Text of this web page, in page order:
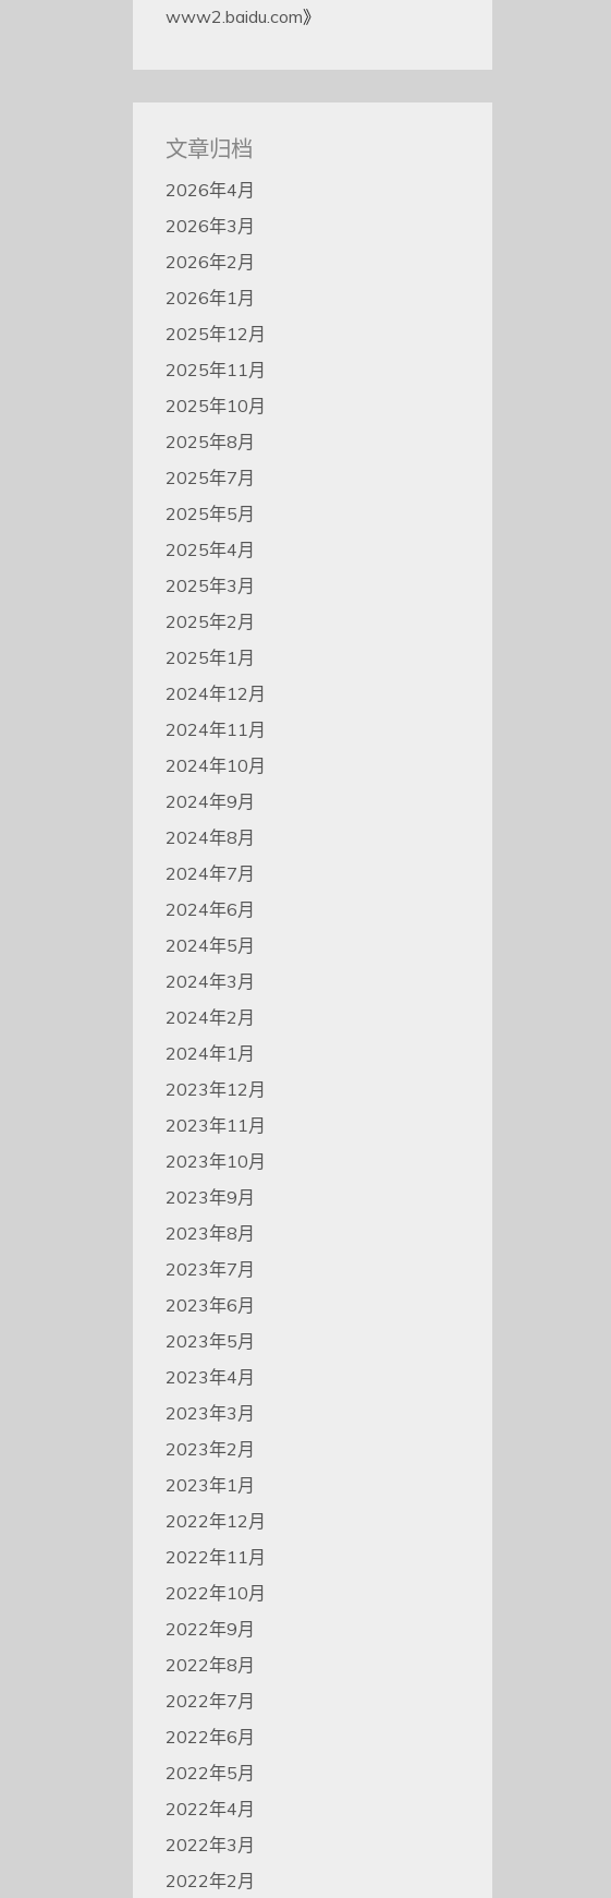
www2.baidu.com》
文章归档
2026年4月
2026年3月
2026年2月
2026年1月
2025年12月
2025年11月
2025年10月
2025年8月
2025年7月
2025年5月
2025年4月
2025年3月
2025年2月
2025年1月
2024年12月
2024年11月
2024年10月
2024年9月
2024年8月
2024年7月
2024年6月
2024年5月
2024年3月
2024年2月
2024年1月
2023年12月
2023年11月
2023年10月
2023年9月
2023年8月
2023年7月
2023年6月
2023年5月
2023年4月
2023年3月
2023年2月
2023年1月
2022年12月
2022年11月
2022年10月
2022年9月
2022年8月
2022年7月
2022年6月
2022年5月
2022年4月
2022年3月
2022年2月